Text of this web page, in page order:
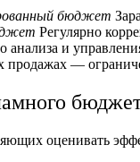
бюджет
Регулярно
анализа и
—
оценивать